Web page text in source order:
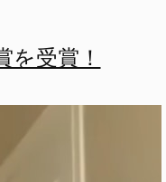
受賞！